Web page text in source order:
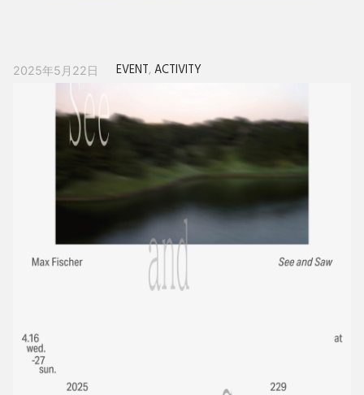
2025年5月22日 EVENT, ACTIVITY